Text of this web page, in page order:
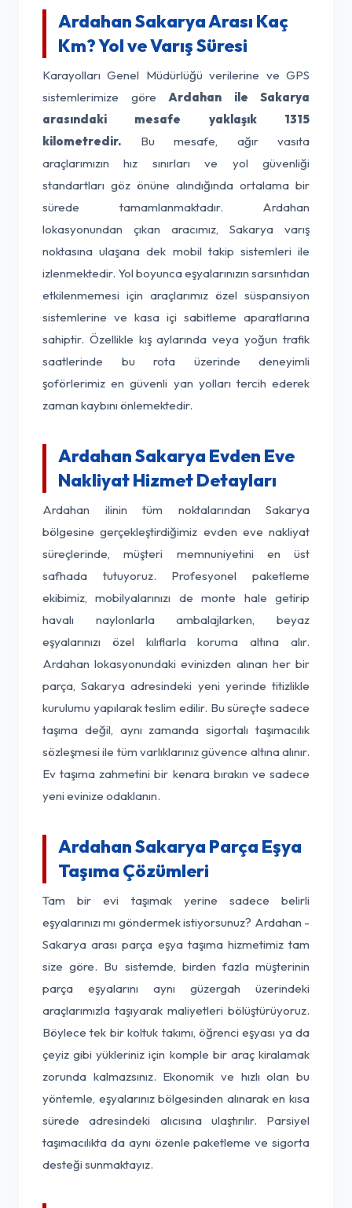
Ardahan Sakarya Arası Kaç
Km? Yol ve Varış Süresi
Karayolları Genel Müdürlüğü verilerine ve GPS
sistemlerimize göre Ardahan ile Sakarya
arasındaki mesafe yaklaşık 1315
kilometredir. Bu mesafe, ağır vasıta
araçlarımızın hız sınırları ve yol güvenliği
standartları göz önüne alındığında ortalama bir
sürede tamamlanmaktadır. Ardahan
lokasyonundan çıkan aracımız, Sakarya varış
noktasına ulaşana dek mobil takip sistemleri ile
izlenmektedir. Yol boyunca eşyalarınızın sarsıntıdan
etkilenmemesi için araçlarımız özel süspansiyon
sistemlerine ve kasa içi sabitleme aparatlarına
sahiptir. Özellikle kış aylarında veya yoğun trafik
saatlerinde bu rota üzerinde deneyimli
şoförlerimiz en güvenli yan yolları tercih ederek
zaman kaybını önlemektedir.
Ardahan Sakarya Evden Eve
Nakliyat Hizmet Detayları
Ardahan ilinin tüm noktalarından Sakarya
bölgesine gerçekleştirdiğimiz evden eve nakliyat
süreçlerinde, müşteri memnuniyetini en üst
safhada tutuyoruz. Profesyonel paketleme
ekibimiz, mobilyalarınızı de monte hale getirip
havalı naylonlarla ambalajlarken, beyaz
eşyalarınızı özel kılıflarla koruma altına alır.
Ardahan lokasyonundaki evinizden alınan her bir
parça, Sakarya adresindeki yeni yerinde titizlikle
kurulumu yapılarak teslim edilir. Bu süreçte sadece
taşıma değil, aynı zamanda sigortalı taşımacılık
sözleşmesi ile tüm varlıklarınız güvence altına alınır.
Ev taşıma zahmetini bir kenara bırakın ve sadece
yeni evinize odaklanın.
Ardahan Sakarya Parça Eşya
Taşıma Çözümleri
Tam bir evi taşımak yerine sadece belirli
eşyalarınızı mı göndermek istiyorsunuz? Ardahan -
Sakarya arası parça eşya taşıma hizmetimiz tam
size göre. Bu sistemde, birden fazla müşterinin
parça eşyalarını aynı güzergah üzerindeki
araçlarımızla taşıyarak maliyetleri bölüştürüyoruz.
Böylece tek bir koltuk takımı, öğrenci eşyası ya da
çeyiz gibi yükleriniz için komple bir araç kiralamak
zorunda kalmazsınız. Ekonomik ve hızlı olan bu
yöntemle, eşyalarınız bölgesinden alınarak en kısa
sürede adresindeki alıcısına ulaştırılır. Parsiyel
taşımacılıkta da aynı özenle paketleme ve sigorta
desteği sunmaktayız.